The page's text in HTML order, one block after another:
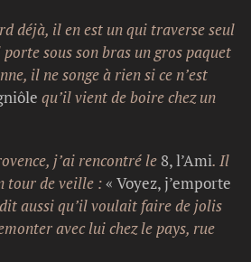
déjà, il en est un qui traverse seul
sous son bras un gros paquet
il ne songe à rien si ce n’est
qu’il vient de boire chez un
j’ai rencontré le 8, l’Ami. Il
tour de veille :« Voyez, j’emporte
aussi qu’il voulait faire de jolis
avec lui chez le pays, rue